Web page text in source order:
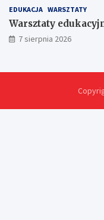
EDUKACJA WARSZTATY
Warsztaty
7 sierpnia 2026